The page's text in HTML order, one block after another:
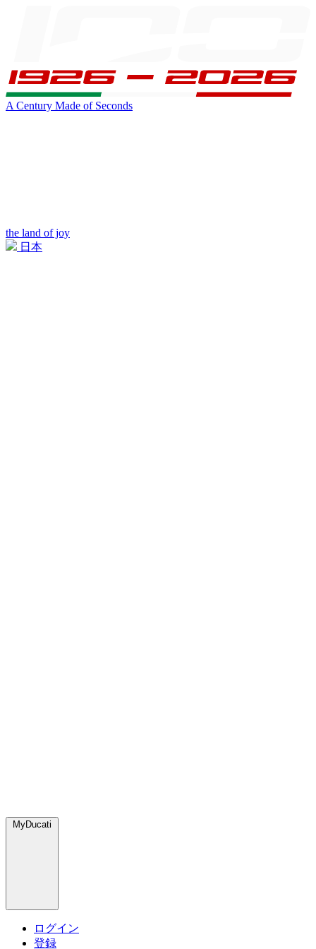
A Century Made of Seconds
the land of joy
日本
MyDucati
ログイン
登録